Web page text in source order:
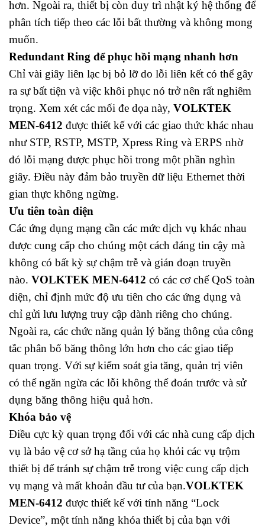
hơn. Ngoài ra, thiết bị còn duy trì nhật ký hệ thống để
phân tích tiếp theo các lỗi bất thường và không mong
muốn.
Redundant Ring để phục hồi mạng nhanh hơn
Chỉ vài giây liên lạc bị bỏ lỡ do lỗi liên kết có thể gây
ra sự bất tiện và việc khôi phục nó trở nên rất nghiêm
trọng. Xem xét các mối đe dọa này, VOLKTEK
MEN-6412 được thiết kế với các giao thức khác nhau
như STP, RSTP, MSTP, Xpress Ring và ERPS nhờ
đó lỗi mạng được phục hồi trong một phần nghìn
giây. Điều này đảm bảo truyền dữ liệu Ethernet thời
gian thực không ngừng.
Ưu tiên toàn diện
Các ứng dụng mạng cần các mức dịch vụ khác nhau
được cung cấp cho chúng một cách đáng tin cậy mà
không có bất kỳ sự chậm trễ và gián đoạn truyền
nào. VOLKTEK MEN-6412 có các cơ chế QoS toàn
diện, chỉ định mức độ ưu tiên cho các ứng dụng và
chỉ gửi lưu lượng truy cập dành riêng cho chúng.
Ngoài ra, các chức năng quản lý băng thông của công
tắc phân bổ băng thông lớn hơn cho các giao tiếp
quan trọng. Với sự kiểm soát gia tăng, quản trị viên
có thể ngăn ngừa các lỗi không thể đoán trước và sử
dụng băng thông hiệu quả hơn.
Khóa bảo vệ
Điều cực kỳ quan trọng đối với các nhà cung cấp dịch
vụ là bảo vệ cơ sở hạ tầng của họ khỏi các vụ trộm
thiết bị để tránh sự chậm trễ trong việc cung cấp dịch
vụ mạng và mất khoản đầu tư của bạn.VOLKTEK
MEN-6412 được thiết kế với tính năng “Lock
Device”, một tính năng khóa thiết bị của bạn với